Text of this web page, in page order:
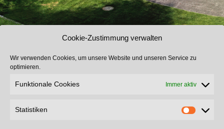
Cookie-Zustimmung verwalten
Wir verwenden Cookies, um unsere Website und unseren Service zu
optimieren.
Funktionale Cookies Immer aktiv
Statistiken